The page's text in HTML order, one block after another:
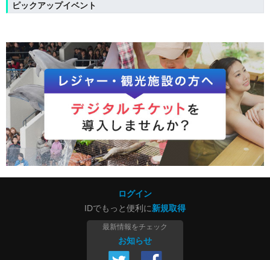
ピックアップイベント
ログイン
IDでもっと便利に新規取得
最新情報をチェック
お知らせ